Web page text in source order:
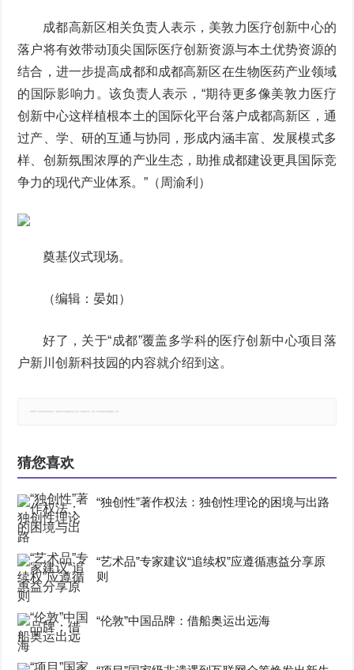
成都高新区相关负责人表示，美敦力医疗创新中心的
落户将有效带动顶尖国际医疗创新资源与本土优势资源的
结合，进一步提高成都和成都高新区在生物医药产业领域
的国际影响力。该负责人表示，“期待更多像美敦力医疗
创新中心这样植根本土的国际化平台落户成都高新区，通
过产、学、研的互通与协同，形成内涵丰富、发展模式多
样、创新氛围浓厚的产业生态，助推成都建设更具国际竞
争力的现代产业体系。”（周渝利）
奠基仪式现场。
（编辑：晏如）
好了，关于“成都”覆盖多学科的医疗创新中心项目落
户新川创新科技园的内容就介绍到这。
猜您喜欢
“独创性”著作权法：独创性理论的困境与出路
“艺术品”专家建议“追续权”应遵循惠益分享原
则
“伦敦”中国品牌：借船奥运出远海